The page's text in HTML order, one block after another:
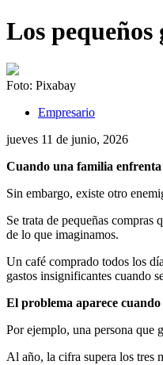
Los pequeños
Foto: Pixabay
Empresario
jueves 11 de junio, 2026
Cuando una familia enfrenta
Sin embargo, existe otro
Se trata de pequeñas compras
de lo que imaginamos.
Un café comprado todos los
gastos insignificantes cuando
El problema aparece
Por ejemplo, una persona que
Al año, la cifra supera los tres